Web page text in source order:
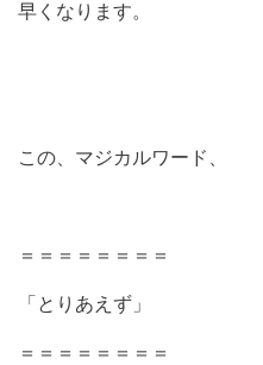
早くなります。
この、マジカルワード、
＝＝＝＝＝＝＝＝
「とりあえず」
＝＝＝＝＝＝＝＝